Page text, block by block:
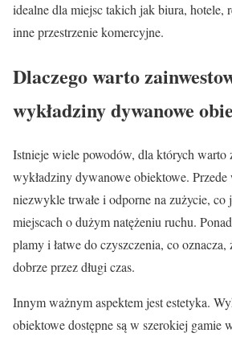
idealne dla miejsc takich jak biura, hotele,
inne przestrzenie komercyjne.
Dlaczego warto
wykładziny dywanowe
Istnieje wiele powodów, dla których warto
wykładziny dywanowe obiektowe. Przede
niezwykle trwałe i odporne na zużycie, co
miejscach o dużym natężeniu ruchu.
plamy i łatwe do czyszczenia, co oznacza,
dobrze przez długi czas.
Innym ważnym aspektem jest estetyka.
obiektowe dostępne są w szerokiej gamie